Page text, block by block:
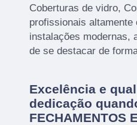
Coberturas de vidro,
profissionais altamente
instalações modernas,
de se destacar de
Excelência e
dedicação
FECHAMENTOS